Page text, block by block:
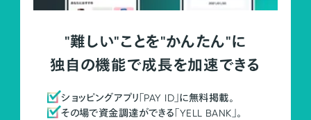
"難しい"ことを"かんたん"に
独自の機能で成長を加速できる
ショッピングアプリ「PAY ID」に無料掲載。
その場で資金調達ができる「YELL BANK」。